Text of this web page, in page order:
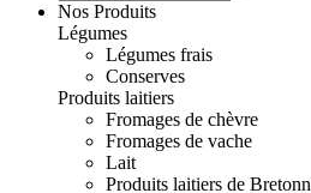
Nos Produits
Légumes
Légumes frais
Conserves
Produits laitiers
Fromages de chèvre
Fromages de vache
Lait
Produits laitiers de